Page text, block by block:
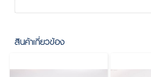
สินค้าเกี่ยวข้อง